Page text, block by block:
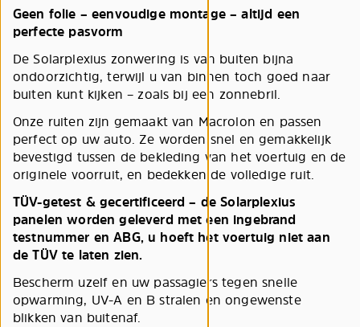
Geen folie – eenvoudige montage – altijd een
perfecte pasvorm
De Solarplexius zonwering is van buiten bijna
ondoorzichtig, terwijl u van binnen toch goed naar
buiten kunt kijken – zoals bij een zonnebril.
Onze ruiten zijn gemaakt van Macrolon en passen
perfect op uw auto. Ze worden snel en gemakkelijk
bevestigd tussen de bekleding van het voertuig en de
originele voorruit, en bedekken de volledige ruit.
TÜV-getest & gecertificeerd – de Solarplexius
panelen worden geleverd met een ingebrand
testnummer en ABG, u hoeft het voertuig niet aan
de TÜV te laten zien.
Bescherm uzelf en uw passagiers tegen snelle
opwarming, UV-A en B stralen en ongewenste
blikken van buitenaf.